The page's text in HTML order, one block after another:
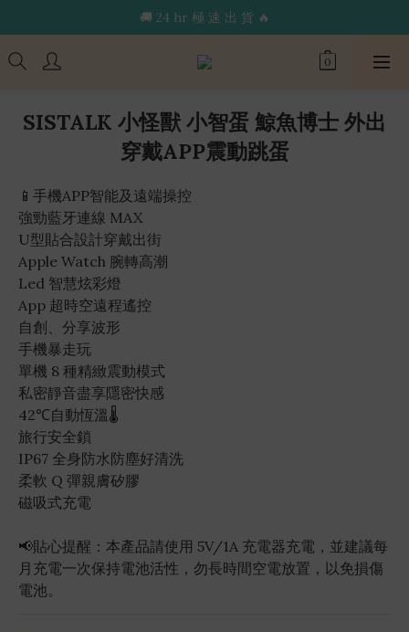
🔥限 時 送 玩 具 消 毒 袋🔥
🚚 24 hr 極 速 出 貨 🔥
🔥限 時 送 玩 具 消 毒 袋🔥
SISTALK 小怪獸 小智蛋 鯨魚博士 外出
穿戴APP震動跳蛋
📱手機APP智能及遠端操控
強勁藍牙連線 MAX
U型貼合設計穿戴出街
Apple Watch 腕轉高潮
Led 智慧炫彩燈
App 超時空遠程遙控
自創、分享波形
手機暴走玩
單機 8 種精緻震動模式
私密靜音盡享隱密快感
42℃自動恆溫🌡
旅行安全鎖
IP67 全身防水防塵好清洗
柔軟 Q 彈親膚矽膠
磁吸式充電
📢貼心提醒：本產品請使用 5V/1A 充電器充電，並建議每
月充電一次保持電池活性，勿長時間空電放置，以免損傷
電池。